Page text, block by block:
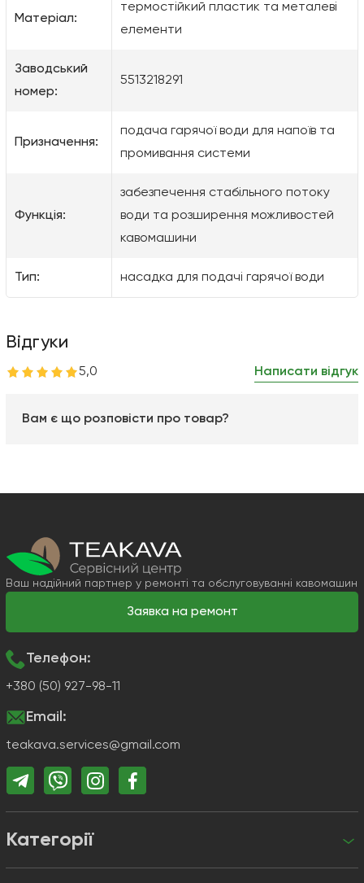
Матеріал:
термостійкий пластик та металеві
елементи
Заводський
номер:
5513218291
Призначення:
подача гарячої води для напоїв та
промивання системи
Функція:
забезпечення стабільного потоку
води та розширення можливостей
кавомашини
Тип: насадка для подачі гарячої води
Відгуки
5,0 Написати відгук
Вам є що розповісти про товар?
Ваш надійний партнер у ремонті та обслуговуванні кавомашин
Заявка на ремонт
Категорії
Телефон:
+380 (50) 927-98-11
Email:
teakava.services@gmail.com